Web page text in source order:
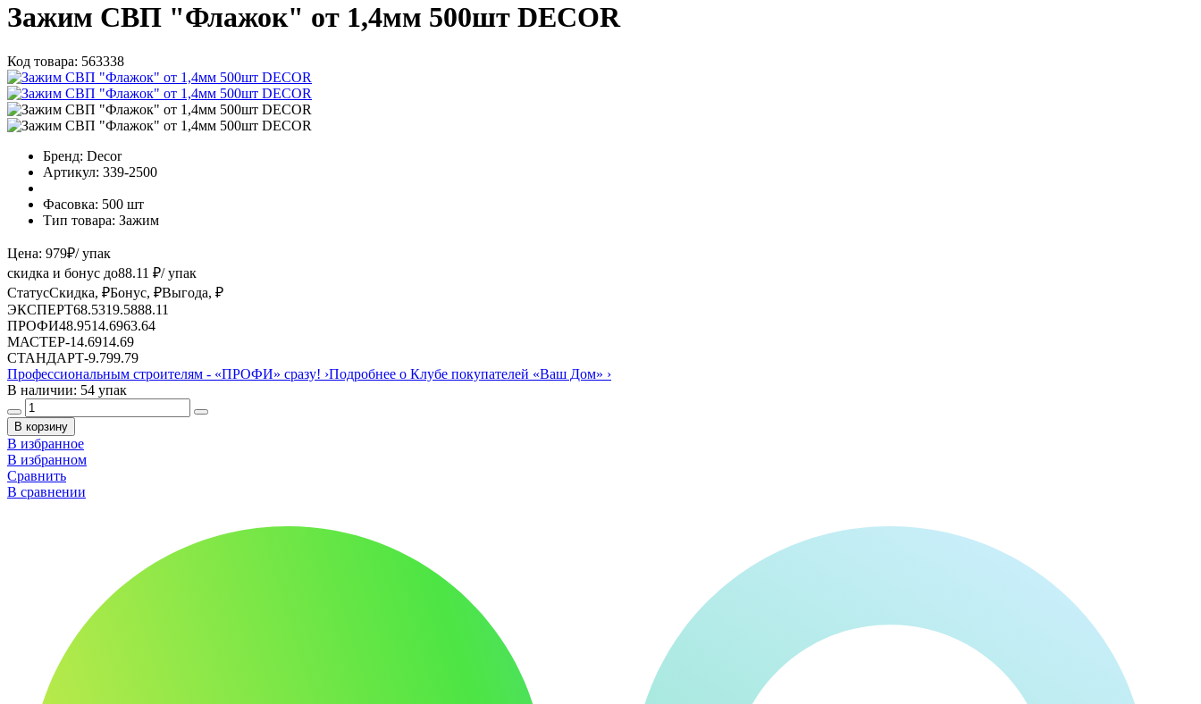
Зажим СВП "Флажок" от 1,4мм 500шт DECOR
Код товара: 563338
Бренд: Decor
Артикул: 339-2500
Фасовка: 500 шт
Тип товара: Зажим
Цена: 979₽/ упак
скидка и бонус до88.11 ₽/ упак
СтатусСкидка, ₽Бонус, ₽Выгода, ₽
ЭКСПЕРТ68.5319.5888.11
ПРОФИ48.9514.6963.64
МАСТЕР-14.6914.69
СТАНДАРТ-9.799.79
Профессиональным строителям - «ПРОФИ» сразу! ›Подробнее о Клубе покупателей «Ваш Дом» ›
В наличии: 54 упак
В корзину
В избранное
В избранном
Сравнить
В сравнении